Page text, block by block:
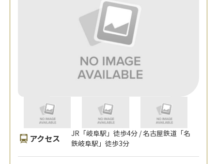
アクセス
JR「岐阜駅」徒歩4分 / 名古屋鉄道「名
鉄岐阜駅」徒歩3分